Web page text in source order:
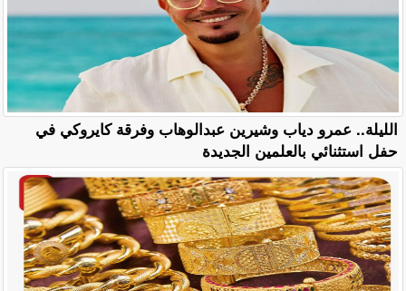
الليلة.. عمرو دياب وشيرين عبدالوهاب وفرقة كايروكي في
حفل استثنائي بالعلمين الجديدة